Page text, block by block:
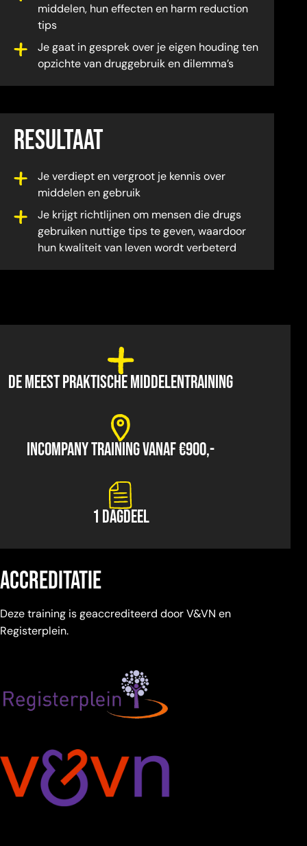
middelen, hun effecten en harm reduction
tips
Je gaat in gesprek over je eigen houding ten
opzichte van druggebruik en dilemma’s
RESULTAAT
Je verdiept en vergroot je kennis over
middelen en gebruik
Je krijgt richtlijnen om mensen die drugs
gebruiken nuttige tips te geven, waardoor
hun kwaliteit van leven wordt verbeterd
DE MEEST PRAKTISCHE MIDDELENTRAINING
INCOMPANY TRAINING VANAF €900,-
1 DAGDEEL
accreditatie
Deze training is geaccrediteerd door V&VN en
Registerplein.